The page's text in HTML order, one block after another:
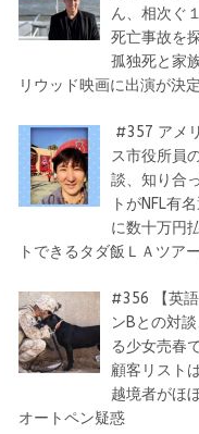
ん、相次ぐ
死亡事故を
孤独死と家
リウッド映画に出演が決
#357 アメ
ス市役所員
談、知り合
トがNFL有
に数十万円
トできるタダ飯ＬＡツア
#356 【英
ンBとの対
る少女売春
顧客リスト
越境者がほ
オートペン疑惑